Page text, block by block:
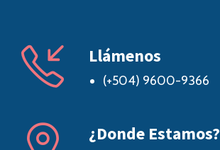
Llámenos
(+504) 9600-9366
¿Donde Estamos?